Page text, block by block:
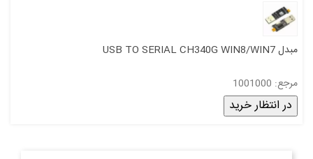
مبدل USB TO SERIAL CH340G WIN8/WIN7
مرجع: 1001000
در انتظار خرید